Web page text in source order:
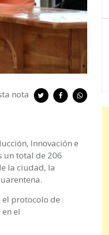
nota
Innovación e
un total de 206
la ciudad, la
⠀
el protocolo de
el